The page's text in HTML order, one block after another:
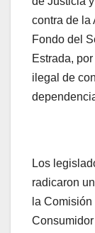
contra de la
Fondo del
Estrada,
ilegal de
Los
radicaron
la